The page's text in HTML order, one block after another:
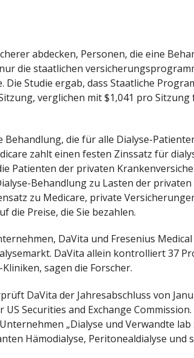
abdecken, Personen, die eine
die staatlichen
Die Studie ergab, dass Staatliche
verglichen mit $1,041 pro
Behandlung, die für alle Dialyse-
zahlt einen festen Zinssatz für
Patienten der privaten
Behandlung zu Lasten der
zu Medicare, private
die Preise, die Sie bezahlen.
DaVita und Fresenius
DaVita allein kontrolliert 37
Kliniken, sagen die Forscher.
DaVita der Jahresabschluss von
Securities and Exchange
„Dialyse und Verwandte
Hämodialyse, Peritonealdialyse und